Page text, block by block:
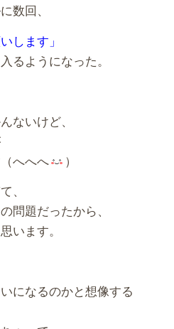
数回、
します」
るようになった。
ないけど、
へへへ
）
、
問題だったから、
います。
になるのかと想像する